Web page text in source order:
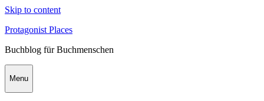
Skip to content
Protagonist Places
Buchblog für Buchmenschen
Menu